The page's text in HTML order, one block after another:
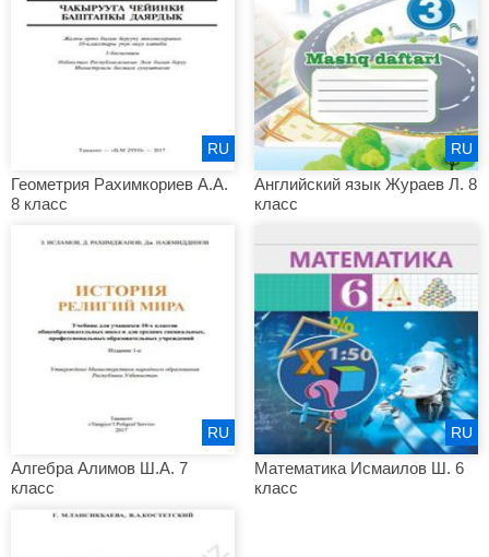
Геометрия Рахимкориев А.А.
8 класс
RU
Английский язык Жураев Л. 8
класс
RU
Алгебра Алимов Ш.А. 7
класс
RU
Математика Исмаилов Ш. 6
класс
RU